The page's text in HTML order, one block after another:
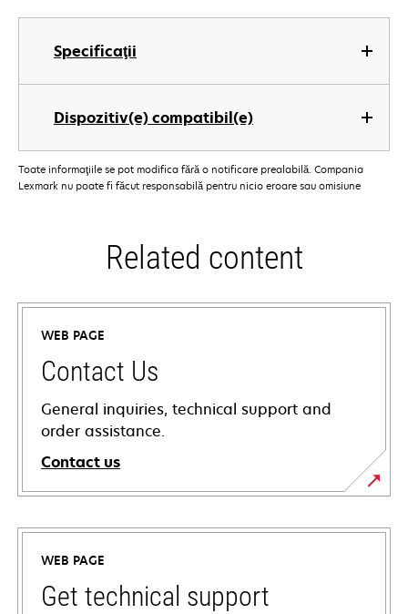
Specificaţii
Dispozitiv(e) compatibil(e)
Toate informaţiile se pot modifica fără o notificare prealabilă. Compania
Lexmark nu poate fi făcut responsabilă pentru nicio eroare sau omisiune
Related content
WEB PAGE
Contact Us
General inquiries, technical support and
order assistance.
Contact us
WEB PAGE
Get technical support